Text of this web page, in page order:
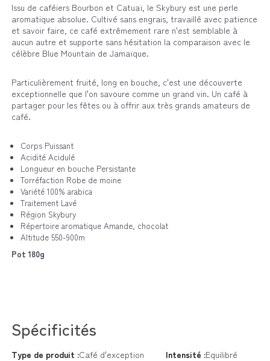
Issu de caféiers Bourbon et Catuaï, le Skybury est une perle
aromatique absolue. Cultivé sans engrais, travaillé avec patience
et savoir faire, ce café extrêmement rare n'est semblable à
aucun autre et supporte sans hésitation la comparaison avec le
célèbre Blue Mountain de Jamaïque.
Particulièrement fruité, long en bouche, c'est une découverte
exceptionnelle que l'on savoure comme un grand vin. Un café à
partager pour les fêtes ou à offrir aux très grands amateurs de
café.
Corps Puissant
Acidité Acidulé
Longueur en bouche Persistante
Torréfaction Robe de moine
Variété 100% arabica
Traitement Lavé
Région Skybury
Répertoire aromatique Amande, chocolat
Altitude 550-900m
Pot 180g
Spécificités
Type de produit :Café d'exception Intensité :Equilibré